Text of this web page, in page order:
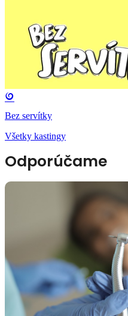
Bez servítky
Všetky kastingy
Odporúčame